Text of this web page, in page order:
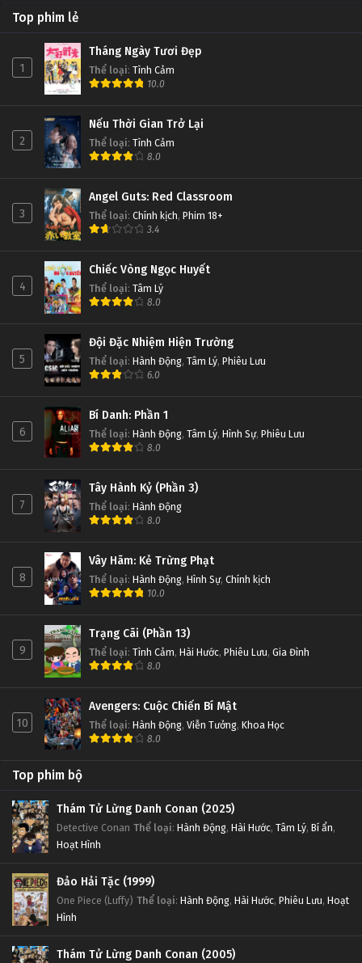
Top phim lẻ
1
Tháng Ngày Tươi Đẹp
Thể loại: Tình Cảm
10.0
2
Nếu Thời Gian Trở Lại
Thể loại: Tình Cảm
8.0
3
Angel Guts: Red Classroom
Thể loại: Chính kịch, Phim 18+
3.4
4
Chiếc Vòng Ngọc Huyết
Thể loại: Tâm Lý
8.0
5
Đội Đặc Nhiệm Hiện Trường
Thể loại: Hành Động, Tâm Lý, Phiêu Lưu
6.0
6
Bí Danh: Phần 1
Thể loại: Hành Động, Tâm Lý, Hình Sự, Phiêu Lưu
8.0
7
Tây Hành Kỷ (Phần 3)
Thể loại: Hành Động
8.0
8
Vây Hãm: Kẻ Trừng Phạt
Thể loại: Hành Động, Hình Sự, Chính kịch
10.0
9
Trạng Cãi (Phần 13)
Thể loại: Tình Cảm, Hài Hước, Phiêu Lưu, Gia Đình
8.0
10
Avengers: Cuộc Chiến Bí Mật
Thể loại: Hành Động, Viễn Tưởng, Khoa Học
8.0
Top phim bộ
Thám Tử Lừng Danh Conan (2025)
Detective Conan Thể loại: Hành Động, Hài Hước, Tâm Lý, Bí ẩn,
Hoạt Hình
Đảo Hải Tặc (1999)
One Piece (Luffy) Thể loại: Hành Động, Hài Hước, Phiêu Lưu, Hoạt
Hình
Thám Tử Lừng Danh Conan (2005)